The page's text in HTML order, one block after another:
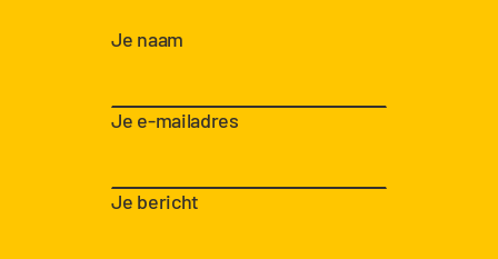
Je naam
Je e-mailadres
Je bericht